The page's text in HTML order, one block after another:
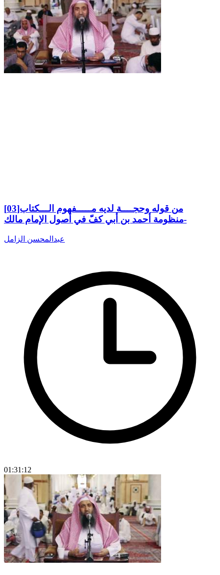
من قوله وحجــــة لديه مـــــفهوم الـــكتاب[03]
-منظومة أحمد بن أبي كفّ في أصول الإمام مالك
عبدالمحسن الزامل
01:31:12